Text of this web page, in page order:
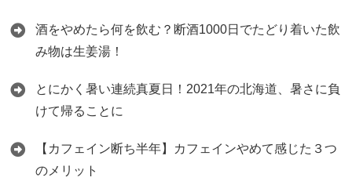
酒をやめたら何を飲む？断酒1000日でたどり着いた飲
み物は生姜湯！
とにかく暑い連続真夏日！2021年の北海道、暑さに負
けて帰ることに
【カフェイン断ち半年】カフェインやめて感じた３つ
のメリット